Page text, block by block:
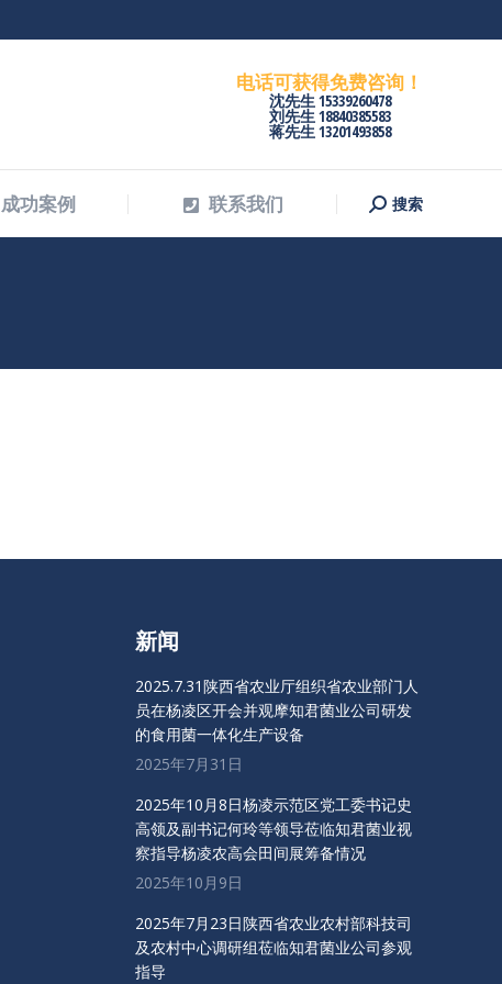
电话可获得免费咨询！
沈先生 15339260478
刘先生 18840385583
蒋先生 13201493858
成功案例 联系我们
搜 搜索
新闻
2025.7.31陕西省农业厅组织省农业部门人
员在杨凌区开会并观摩知君菌业公司研发
的食用菌一体化生产设备
2025年7月31日
2025年10月8日杨凌示范区党工委书记史
高领及副书记何玲等领导莅临知君菌业视
察指导杨凌农高会田间展筹备情况
2025年10月9日
2025年7月23日陕西省农业农村部科技司
及农村中心调研组莅临知君菌业公司参观
指导
成功案例 联系我们
搜